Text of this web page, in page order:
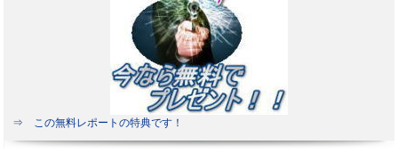
⇒ この無料レポートの特典です！